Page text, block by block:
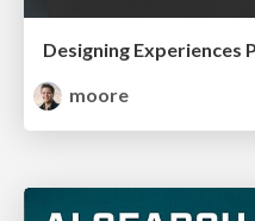
Designing Experiences
moore